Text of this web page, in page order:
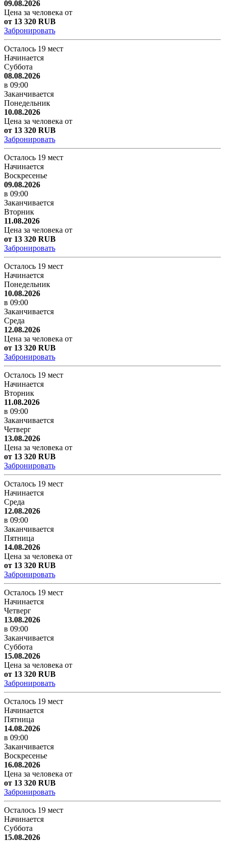
09.08.2026
Цена за человека от
от 13 320 RUB
Забронировать
Осталось 19 мест
Начинается
Суббота
08.08.2026
в 09:00
Заканчивается
Понедельник
10.08.2026
Цена за человека от
от 13 320 RUB
Забронировать
Осталось 19 мест
Начинается
Воскресенье
09.08.2026
в 09:00
Заканчивается
Вторник
11.08.2026
Цена за человека от
от 13 320 RUB
Забронировать
Осталось 19 мест
Начинается
Понедельник
10.08.2026
в 09:00
Заканчивается
Среда
12.08.2026
Цена за человека от
от 13 320 RUB
Забронировать
Осталось 19 мест
Начинается
Вторник
11.08.2026
в 09:00
Заканчивается
Четверг
13.08.2026
Цена за человека от
от 13 320 RUB
Забронировать
Осталось 19 мест
Начинается
Среда
12.08.2026
в 09:00
Заканчивается
Пятница
14.08.2026
Цена за человека от
от 13 320 RUB
Забронировать
Осталось 19 мест
Начинается
Четверг
13.08.2026
в 09:00
Заканчивается
Суббота
15.08.2026
Цена за человека от
от 13 320 RUB
Забронировать
Осталось 19 мест
Начинается
Пятница
14.08.2026
в 09:00
Заканчивается
Воскресенье
16.08.2026
Цена за человека от
от 13 320 RUB
Забронировать
Осталось 19 мест
Начинается
Суббота
15.08.2026